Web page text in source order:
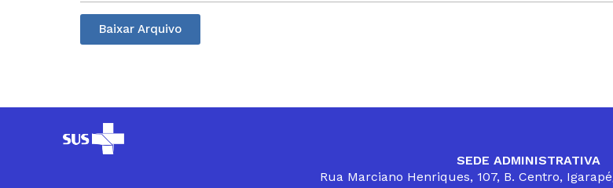
Baixar Arquivo
SEDE ADMINISTRATIVA
Rua Marciano Henriques, 107, B. Centro,